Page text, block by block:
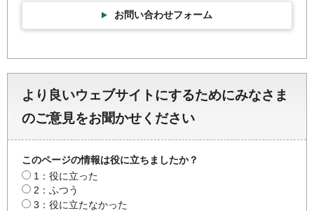
お問い合わせフォーム
より良いウェブサイトにするためにみなさま
のご意見をお聞かせください
このページの情報は役に立ちましたか？
1：役に立った
2：ふつう
3：役に立たなかった